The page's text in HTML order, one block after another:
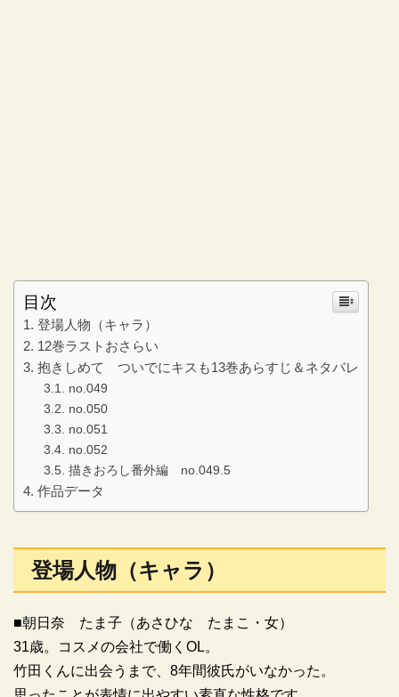
目次
登場人物（キャラ）
12巻ラストおさらい
抱きしめて ついでにキスも13巻あらすじ＆ネタバレ
no.049
no.050
no.051
no.052
描きおろし番外編 no.049.5
作品データ
登場人物（キャラ）
■朝日奈 たま子（あさひな たまこ・女）
31歳。コスメの会社で働くOL。
竹田くんに出会うまで、8年間彼氏がいなかった。